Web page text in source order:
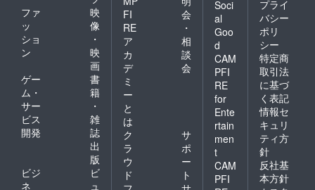
ファ
ッ
ショ
ン
映
像
・
映
画
ゲー
ム・
サー
ビス
開発
書
籍
・
雑
誌
出
版
ビジ
ネ
ビ
ュ
FI
RE
ア
カ
デ
ミ
ー
と
は
会
・
相
談
会
ク
ラ
ウ
ド
サ
ポ
ー
ト
Soci
al
Goo
d
CAM
PFI
RE
for
Ente
rtain
men
t
CAM
PFI
プライ
バシー
ポリ
シー
特定商
取引法
に基づ
く表記
情報セ
キュリ
ティ方
針
反社基
本方針